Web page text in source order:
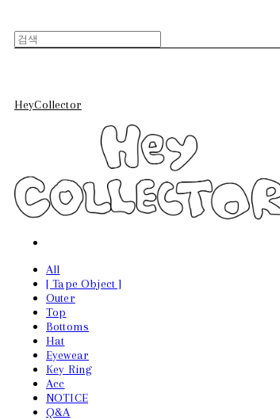
HeyCollector
All
[ Tape Object ]
Outer
Top
Bottoms
Hat
Eyewear
Key Ring
Acc
NOTICE
Q&A